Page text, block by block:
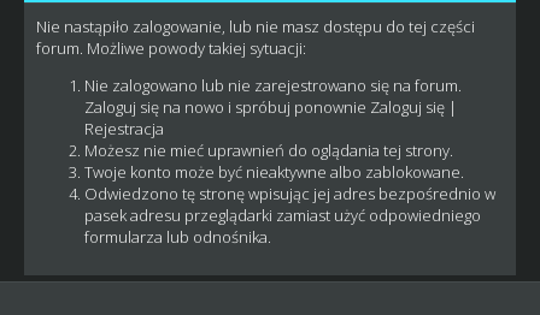
Nie nastąpiło zalogowanie, lub nie masz dostępu do tej części
forum. Możliwe powody takiej sytuacji:
Nie zalogowano lub nie zarejestrowano się na forum.
Zaloguj się na nowo i spróbuj ponownie Zaloguj się|
Rejestracja
Możesz nie mieć uprawnień do oglądania tej strony.
Twoje konto może być nieaktywne albo zablokowane.
Odwiedzono tę stronę wpisując jej adres bezpośrednio w
pasek adresu przeglądarki zamiast użyć odpowiedniego
formularza lub odnośnika.